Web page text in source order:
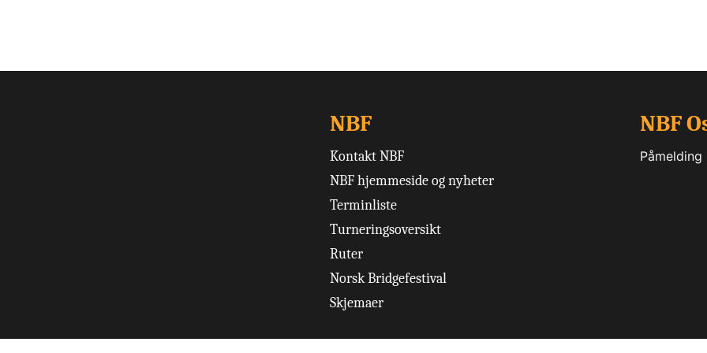
NBF
Kontakt NBF
NBF hjemmeside og nyheter
Terminliste
Turneringsoversikt
Ruter
Norsk Bridgefestival
Skjemaer
NBF
Påmelding